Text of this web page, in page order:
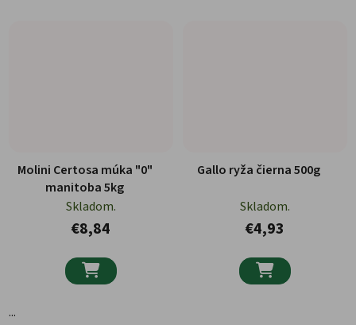
Molini Certosa múka "0"
manitoba 5kg
Skladom.
€8,84

...
Gallo ryža čierna 500g
Skladom.
€4,93
